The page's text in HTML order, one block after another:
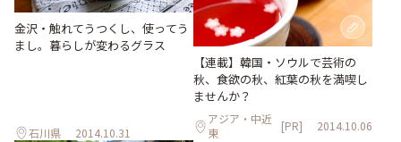
金沢・触れてうつくし、使ってう
まし。暮らしが変わるグラス
石川県 2014.10.31
【連載】韓国・ソウルで芸術の
秋、食欲の秋、紅葉の秋を満喫し
ませんか？
アジア・中近
東
[PR] 2014.10.06